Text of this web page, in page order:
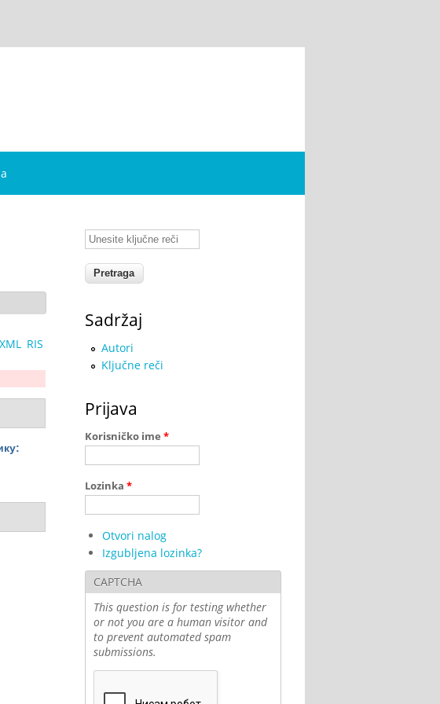
RIS
Unesite ključne reči
Sadržaj
Autori
Ključne reči
Prijava
Korisničko ime *
Lozinka *
Otvori nalog
Izgubljena lozinka?
CAPTCHA
This question is for testing whether
or not you are a human visitor and
to prevent automated spam
submissions.